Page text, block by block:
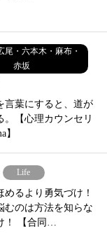
尾・六本木・麻布・
赤坂
言葉にすると、道が
。【心理カウンセリ
】
Life
めるより勇気づけ！
むのは方法を知らな
！ 【合同…